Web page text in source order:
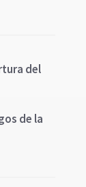
del
de la